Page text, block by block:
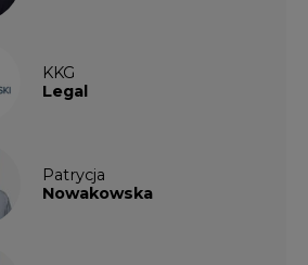
KKG
Legal
Patrycja
Nowakowska